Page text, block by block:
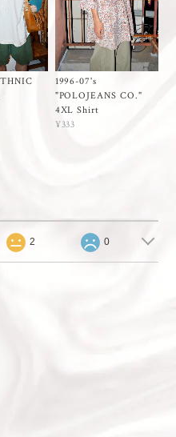
1996-07's
"POLOJEANS CO."
4XL Shirt
¥333
2 0